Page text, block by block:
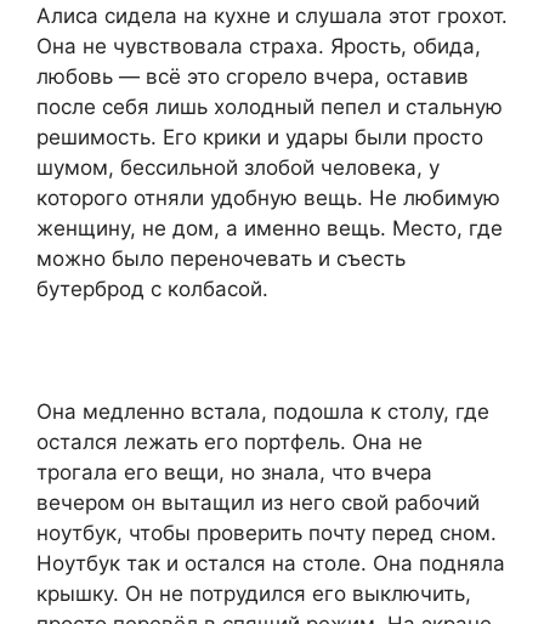
Алиса сидела на кухне и слушала этот грохот.
Она не чувствовала страха. Ярость, обида,
любовь — всё это сгорело вчера, оставив
после себя лишь холодный пепел и стальную
решимость. Его крики и удары были просто
шумом, бессильной злобой человека, у
которого отняли удобную вещь. Не любимую
женщину, не дом, а именно вещь. Место, где
можно было переночевать и съесть
бутерброд с колбасой.
Она медленно встала, подошла к столу, где
остался лежать его портфель. Она не
трогала его вещи, но знала, что вчера
вечером он вытащил из него свой рабочий
ноутбук, чтобы проверить почту перед сном.
Ноутбук так и остался на столе. Она подняла
крышку. Он не потрудился его выключить,